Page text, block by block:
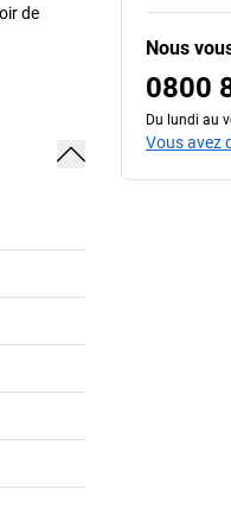
de
Nous
0800
Du lundi au
Vous avez